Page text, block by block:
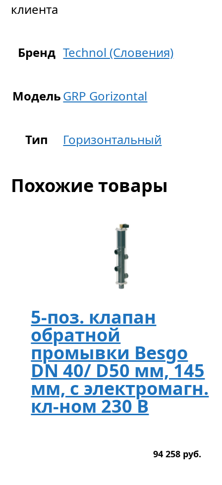
клиента
Бренд Technol (Словения)
МодельGRP Gorizontal
Тип Горизонтальный
Похожие товары
5-поз. клапан
обратной
промывки Besgo
DN 40/ D50 мм, 145
мм, с электромагн.
кл-ном 230 В
94 258 руб.